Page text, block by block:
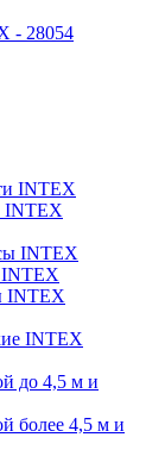
- 28054
INTEX
INTEX
INTEX
INTEX
INTEX
INTEX
до 4,5 м и
более 4,5 м и